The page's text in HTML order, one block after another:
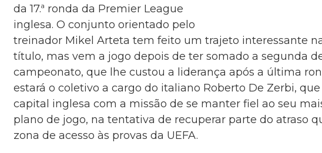
da 17.ª ronda da Premier League
inglesa. O conjunto orientado pelo
treinador Mikel Arteta tem feito um trajeto interessante
título, mas vem a jogo depois de ter somado a segunda
campeonato, que lhe custou a liderança após a última
estará o coletivo a cargo do italiano Roberto De Zerbi, que
capital inglesa com a missão de se manter fiel ao seu
plano de jogo, na tentativa de recuperar parte do atraso
zona de acesso às provas da UEFA.